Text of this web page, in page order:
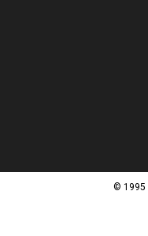
© 1995